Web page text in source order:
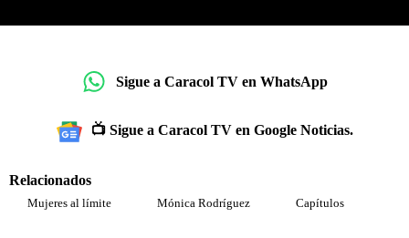
Sigue a Caracol TV en WhatsApp
📺 Sigue a Caracol TV en Google Noticias.
Relacionados
Mujeres al límite Mónica Rodríguez Capítulos